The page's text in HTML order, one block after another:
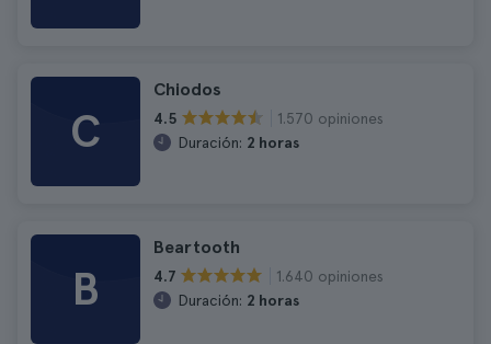
C
Chiodos
4.5
1.570 opiniones
Duración: 2 horas
B
Beartooth
4.7
1.640 opiniones
Duración: 2 horas